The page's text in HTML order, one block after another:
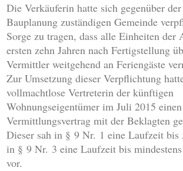
Die Verkäuferin hatte sich gegenüber
Bauplanung zuständigen Gemeinde
Sorge zu tragen, dass alle Einheiten der
ersten zehn Jahren nach Fertigstellung
Vermittler weitgehend an Feriengäste
Zur Umsetzung dieser Verpflichtung
vollmachtlose Vertreterin der künftigen
Wohnungseigentümer im Juli 2015 einen
Vermittlungsvertrag mit der Beklagten
Dieser sah in § 9 Nr. 1 eine Laufzeit bis
in § 9 Nr. 3 eine Laufzeit bis
vor.